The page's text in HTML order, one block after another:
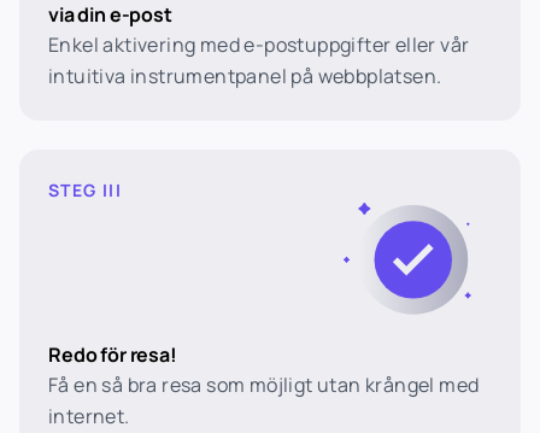
via din e-post
Enkel aktivering med e-postuppgifter eller vår
intuitiva instrumentpanel på webbplatsen.
STEG III
Redo för resa!
Få en så bra resa som möjligt utan krångel med
internet.